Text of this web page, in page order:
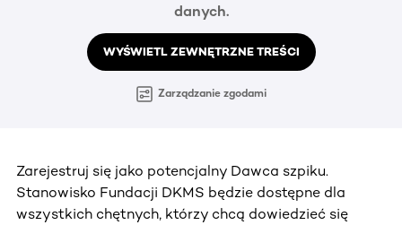
danych.
WYŚWIETL ZEWNĘTRZNE TREŚCI
Zarządzanie zgodami
Zarejestruj się jako potencjalny Dawca szpiku.
Stanowisko Fundacji DKMS będzie dostępne dla
wszystkich chętnych, którzy chcą dowiedzieć się